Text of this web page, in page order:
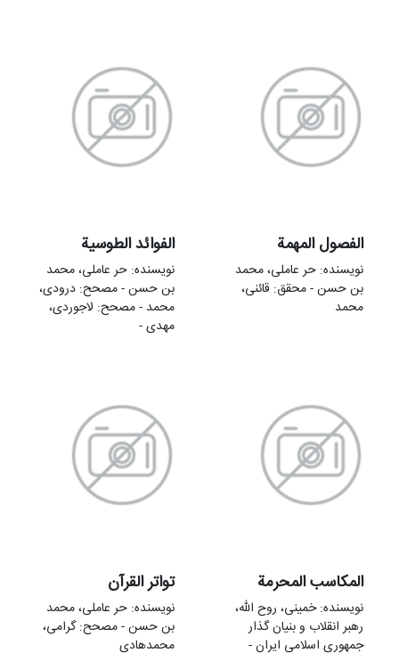
الفصول المهمة
نویسنده: حر عاملی، محمد
بن حسن - محقق: قائنی،
محمد
الفوائد الطوسیة
نویسنده: حر عاملی، محمد
بن حسن - مصحح: درودی،
محمد - مصحح: لاجوردی،
مهدی -
المکاسب المحرمة
نویسنده: خمینی‌، روح الله،
رهبر انقلاب و بنیان گذار
جمهوری اسلامی ایران -
تواتر القرآن
نویسنده: حر عاملی، محمد
بن حسن - مصحح: گرامی،
محمدهادی